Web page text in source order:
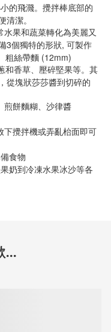
的飛濺。攪拌棒底部的
潔。
果和蔬菜轉化為美麗又
3個獨特的形狀, 可製作
粗絲帶麵 (12mm)
和香草、壓碎堅果等。其
從塊狀莎莎醬到切碎的
煎餅麵糊、沙律醬
下攪拌機或弄亂枱面即可
食物
奶到冷凍水果冰沙等各
...